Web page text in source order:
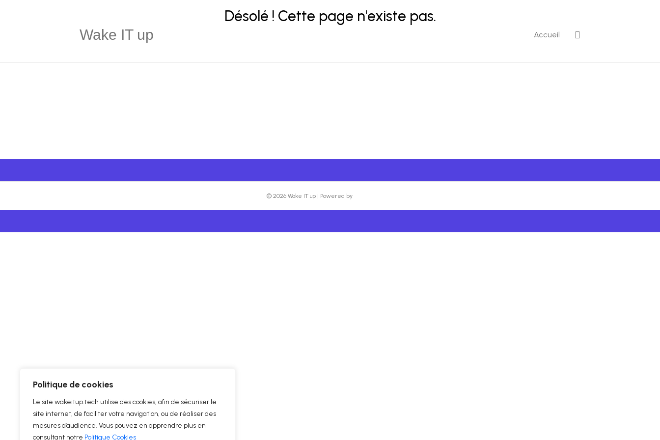
Politique de cookies
Le site wakeitup.tech utilise des cookies, afin de sécuriser le
site internet, de faciliter votre navigation, ou de réaliser des
mesures d’audience. Vous pouvez en apprendre plus en
consultant notre Politique Cookies
Wake IT up Accueil
Désolé ! Cette page n'existe pas.
© 2026 Wake IT up | Powered by